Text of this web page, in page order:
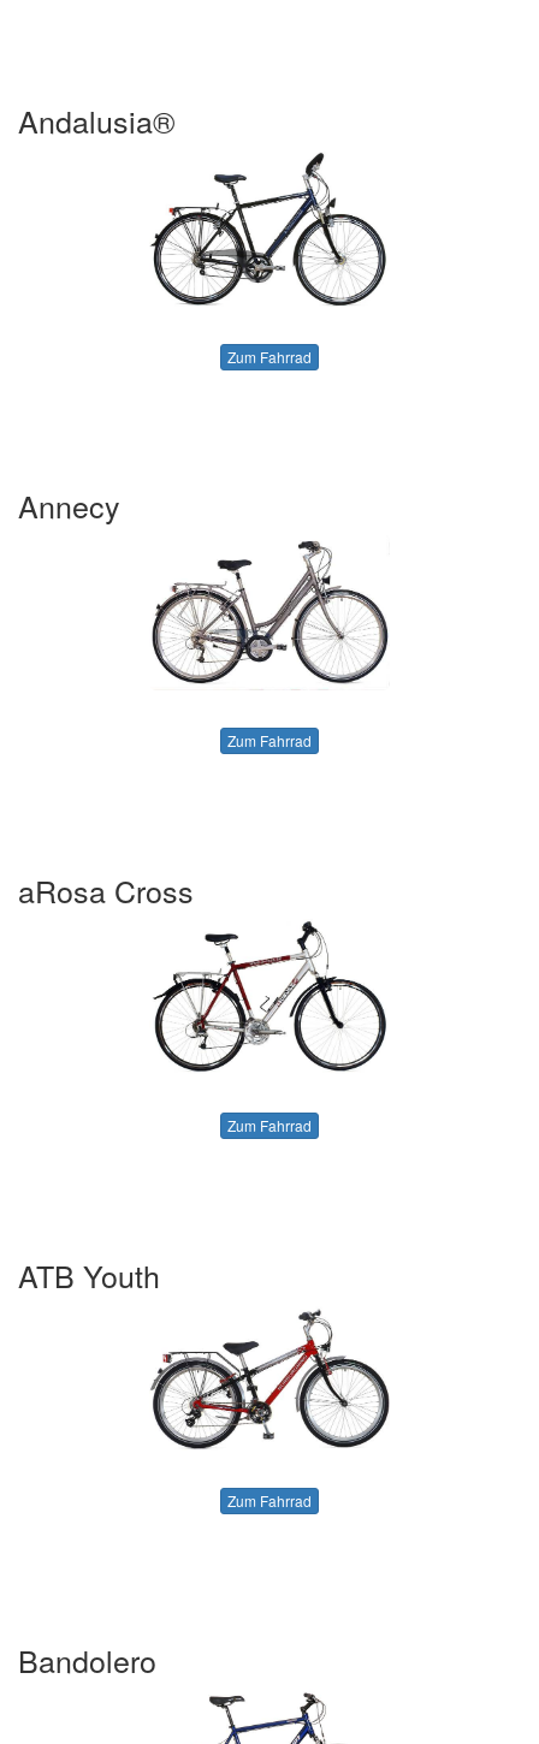
Andalusia®
Zum Fahrrad
Annecy
Zum Fahrrad
aRosa Cross
Zum Fahrrad
ATB Youth
Zum Fahrrad
Bandolero